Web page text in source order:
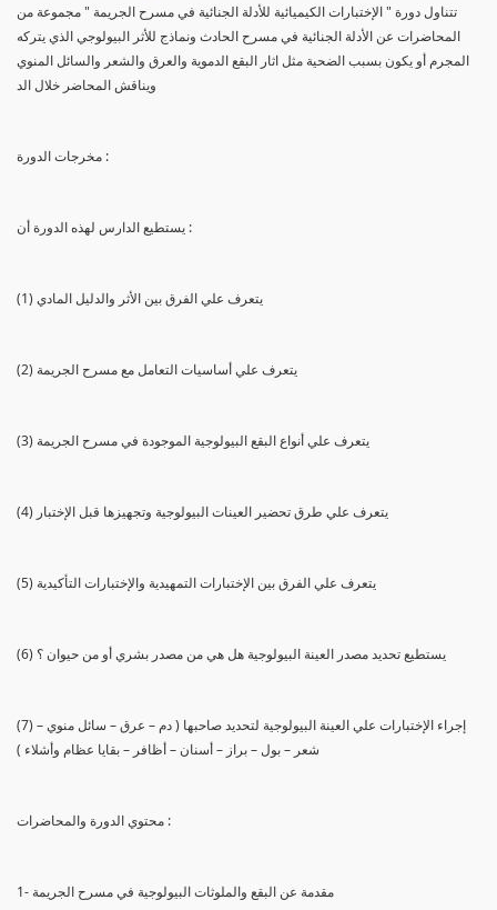
تتناول دورة " الإختبارات الكيميائية للأدلة الجنائية في مسرح الجريمة " مجموعة من
المحاضرات عن الأدلة الجنائية في مسرح الحادث ونماذج للأثر البيولوجي الذي يتركه
المجرم أو يكون بسبب الضحية مثل اثار البقع الدموية والعرق والشعر والسائل المنوي
ويناقش المحاضر خلال الد
مخرجات الدورة :
يستطيع الدارس لهذه الدورة أن :
(1) يتعرف علي الفرق بين الأثر والدليل المادي
(2) يتعرف علي أساسيات التعامل مع مسرح الجريمة
(3) يتعرف علي أنواع البقع البيولوجية الموجودة في مسرح الجريمة
(4) يتعرف علي طرق تحضير العينات البيولوجية وتجهيزها قبل الإختبار
(5) يتعرف علي الفرق بين الإختبارات التمهيدية والإختبارات التأكيدية
(6) يستطيع تحديد مصدر العينة البيولوجية هل هي من مصدر بشري أو من حيوان ؟
(7) إجراء الإختبارات علي العينة البيولوجية لتحديد صاحبها ( دم – عرق – سائل منوي –
شعر – بول – براز – أسنان – أظافر – بقايا عظام وأشلاء )
محتوي الدورة والمحاضرات :
1- مقدمة عن البقع والملوثات البيولوجية في مسرح الجريمة